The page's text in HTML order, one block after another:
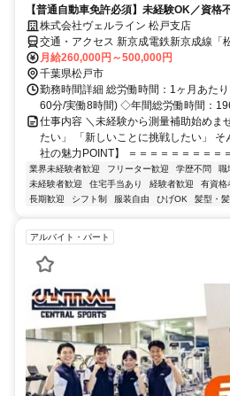
【普通自動車免許必須】未経験OK／資格
株式会社ヴェルライン 松戸支店
交通・アクセス 新京成電鉄新京成線「
月給260,000円～500,000円
千葉県松戸市
勤務時間詳細 総労働時間：1ヶ月あた
60分/実働8時間) ◇年間総労働時間：
仕事内容 ＼未経験から測量補助始めま
たい」 「新しいことに挑戦したい」
社の魅力POINT】 ＝＝＝＝＝＝＝＝
業界未経験者歓迎 フリーター歓迎 学歴不問 職
未経験者歓迎
住宅手当あり 経験者歓迎 有資格
長期歓迎
シフト制 服装自由 ひげOK 髪型・
アルバイト・パート